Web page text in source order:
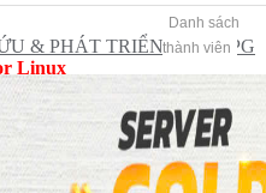
Danh sách
thành viên
& PHÁT TRIỂN MMORPG
Linux